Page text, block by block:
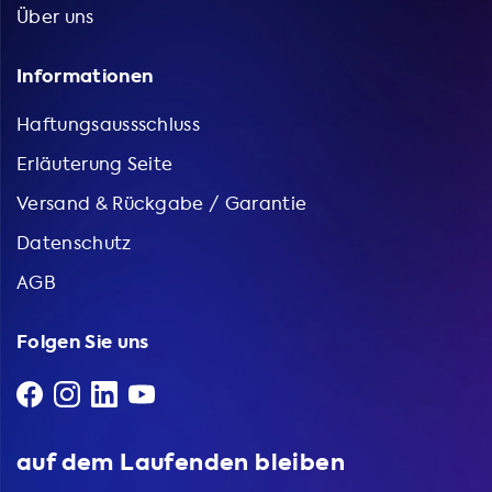
für Ihre Elektromobilität. Bestellen Sie noch heute bei uns
zu fairen Preisen.
Über uns
Informationen
Haftungsaussschluss
Erläuterung Seite
Versand & Rückgabe / Garantie
Datenschutz
AGB
Folgen Sie uns
auf dem Laufenden bleiben